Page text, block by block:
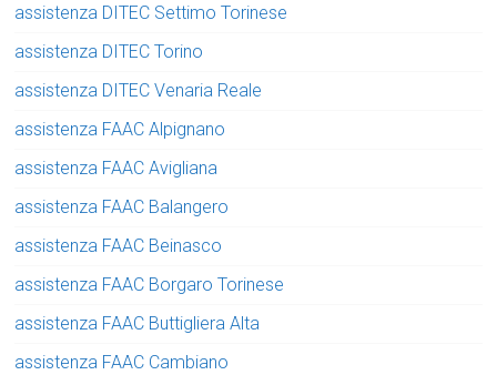
assistenza DITEC Settimo Torinese
assistenza DITEC Torino
assistenza DITEC Venaria Reale
assistenza FAAC Alpignano
assistenza FAAC Avigliana
assistenza FAAC Balangero
assistenza FAAC Beinasco
assistenza FAAC Borgaro Torinese
assistenza FAAC Buttigliera Alta
assistenza FAAC Cambiano